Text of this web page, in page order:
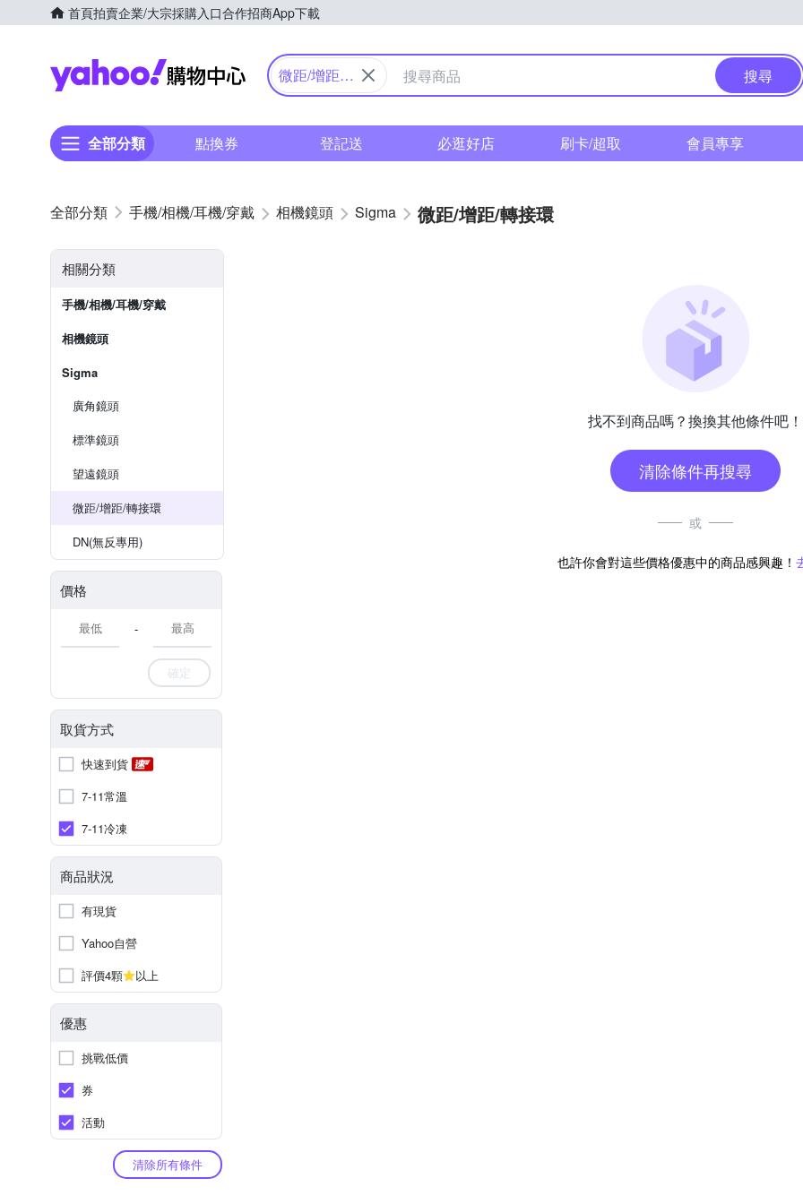
首頁拍賣企業/大宗採購入口合作招商App下載
Yahoo購物中心
微距/增距/
搜尋
全部分類 點換券 登記送 必逛好店 刷卡/超取 會員專享
手機/相機/耳機/穿戴 相機鏡頭 Sigma 微距/增距/轉接環
相關分類
手機/相機/耳機/穿戴
相機鏡頭
Sigma
廣角鏡頭
標準鏡頭
望遠鏡頭
微距/增距/轉接環
DN(無反專用)
價格
-
確定
取貨方式
快速到貨
7-11常溫
7-11冷凍
商品狀況
有現貨
Yahoo自營
評價4顆
以上
優惠
挑戰低價
券
活動
清除所有條件
找不到商品嗎？換換其他條件吧！
清除條件再搜尋
或
也許你會對這些價格優惠中的商品感興趣！